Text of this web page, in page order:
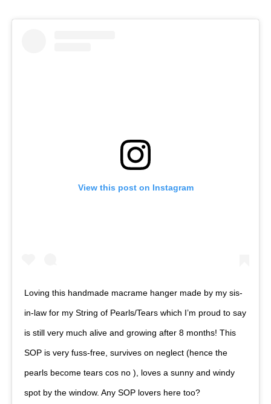
View this post on Instagram
Loving this handmade macrame hanger made by my sis-
in-law for my String of Pearls/Tears which I’m proud to say
is still very much alive and growing after 8 months! This
SOP is very fuss-free, survives on neglect (hence the
pearls become tears cos no ), loves a sunny and windy
spot by the window. Any SOP lovers here too?